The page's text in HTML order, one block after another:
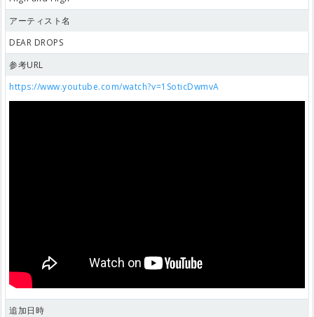
アーティスト名
DEAR DROPS
参考URL
https://www.youtube.com/watch?v=1SoticDwmvA
追加日時